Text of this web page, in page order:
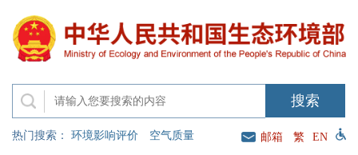
热门搜索： 环境影响评价 空气质量 邮箱 繁 EN